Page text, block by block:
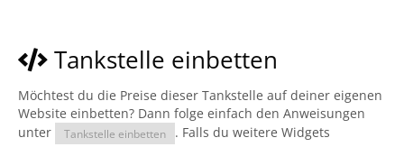
Tankstelle einbetten
Möchtest du die Preise dieser Tankstelle auf deiner eigenen
Website einbetten? Dann folge einfach den Anweisungen
unter
Tankstelle einbetten
. Falls du weitere Widgets